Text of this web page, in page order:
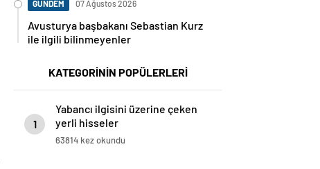
GÜNDEM 07 Ağustos 2026
Avusturya başbakanı Sebastian Kurz
ile ilgili bilinmeyenler
KATEGORİNİN POPÜLERLERİ
1
Yabancı ilgisini üzerine çeken
yerli hisseler
63814 kez okundu